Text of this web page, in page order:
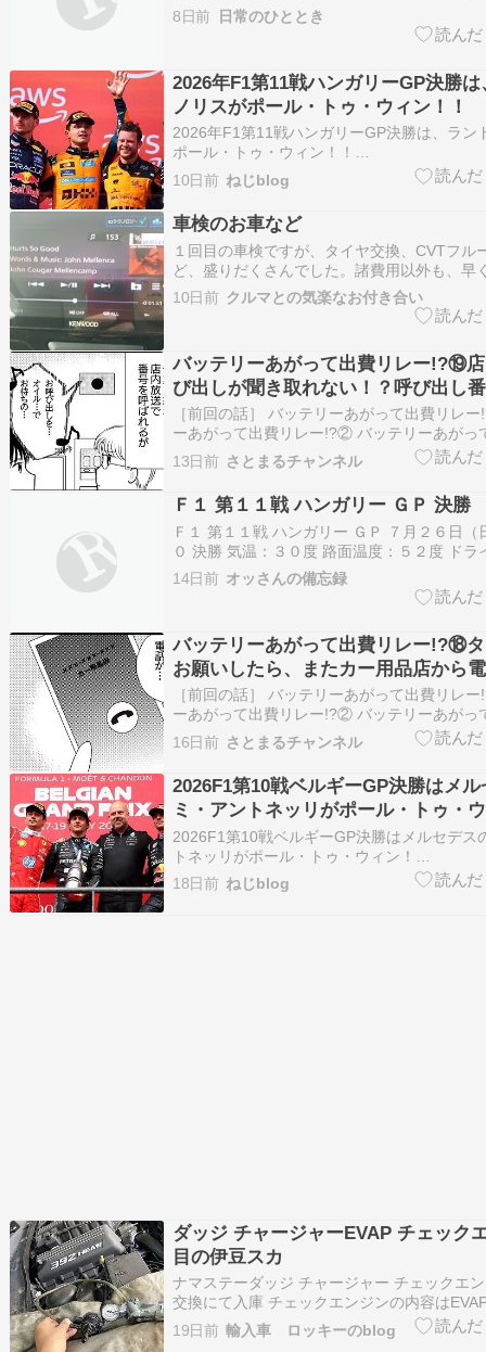
ア」。作業は丁寧でスムーズに進み、待ち時
長く感じなかった。交換が終わった車は走り
うに感じられ、これから安心して運転できる
8日前 日常のひととき
2026年F1第11戦ハンガリーGP決勝
ノリスがポール・トゥ・ウィン！！
2026年F1第11戦ハンガリーGP決勝は、ラン
ポール・トゥ・ウィン！！
https://news.yahoo.co.jp/articles/
今季初勝利！！通算12勝目！！2位はマック
10日前 ねじblog
車検のお車など
１回目の車検ですが、タイヤ交換、CVTフル
ど、盛りだくさんでした。諸費用以外も、早
ました。ありがとうございました。エアコン
ュアルタイプは、温度調整のダイアルを、１
て、風量で、冷え方の強さの調整してくださ
10日前 クルマとの気楽なお付き合い
バッテリーあがって出費リレー!?⑲
び出しが聞き取れない！？呼び出し
ど…？
［前回の話］ バッテリーあがって出費リレ
ーあがって出費リレー!?② バッテリーあがっ
ー!?③ バッテリーあがって出費リレー!?④ バ
って出費リレー!?⑤ バッテリーあがって出
ッテリーあがって出費リレー!?⑦ バッテリ
13日前 さとまるチャンネル
Ｆ１ 第１１戦 ハンガリー ＧＰ 決勝
Ｆ１ 第１１戦 ハンガリー ＧＰ ７月２６日（
０ 決勝 気温：３０度 路面温度：５２度 ドラ
（土）の甲府は４０度の酷暑日、２６日（日
の真夏日。 外を歩いた感じでは、日曜はさ
かった。 また２日とも最低気温が熱帯夜以
14日前 オッさんの備忘録
バッテリーあがって出費リレー!?⑱
お願いしたら、またカー用品店から
［前回の話］ バッテリーあがって出費リレ
ーあがって出費リレー!?② バッテリーあがっ
ー!?③ バッテリーあがって出費リレー!?④ バ
って出費リレー!?⑤ バッテリーあがって出
ッテリーあがって出費リレー!?⑦ バッテリ
16日前 さとまるチャンネル
2026F1第10戦ベルギーGP決勝はメ
ミ・アントネッリがポール・トゥ・
2026F1第10戦ベルギーGP決勝はメルセデス
トネッリがポール・トゥ・ウィン！
https://news.yahoo.co.jp/articles/
今季6勝目！2位はフェラーリのシャルル…
18日前 ねじblog
ダッジ チャージャーEVAP チェック
目の伊豆スカ
ナマステーダッジ チャージャー チェックエ
交換にて入庫 チェックエンジンの内容は
ティブエミッション)のわずかな漏れ検出な
タンクからエンジンまでの蒸発ガス還元装置
19日前 輸入車 ロッキーのblog